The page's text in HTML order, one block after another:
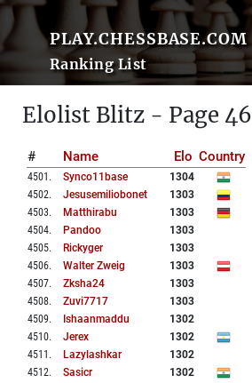
PLAY.CHESSBASE.COM
Ranking List
Elolist Blitz - Page 46
# Name Elo Country
4501 . Synco11base
1304
4502. Jesusemiliobonet
1303
4503. Matthirabu
1303
4504. Pandoo
1303
4505. Rickyger
1303
4506. Walter Zweig
1303
4507. Zksha24
1303
4508. Zuvi7717
1303
4509. Ishaanmaddu
1302
4510. Jerex
1302
4511 . Lazylashkar
1302
4512. Sasicr
1302